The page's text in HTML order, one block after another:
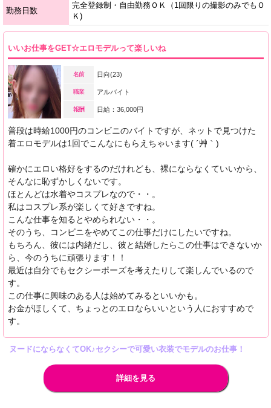
勤務日数
完全登録制・自由勤務ＯＫ（1回限りの撮影のみでもＯ
Ｋ)
いいお仕事をGET☆エロモデルって楽しいね
名前 日向(23)
職業 アルバイト
報酬 日給：36,000円
普段は時給1000円のコンビニのバイトですが、ネットで見つけた
着エロモデルは1回でこんなにもらえちゃいます( ´艸｀)
確かにエロい格好をするのだけれども、裸にならなくていいから、
そんなに恥ずかしくないです。
ほとんどは水着やコスプレなので・・。
私はコスプレ系が楽しくて好きですね。
こんな仕事を知るとやめられない・・。
そのうち、コンビニをやめてこの仕事だけにしたいですね。
もちろん、彼には内緒だし、彼と結婚したらこの仕事はできないか
ら、今のうちに頑張ります！！
最近は自分でもセクシーポーズを考えたりして楽しんでいるので
す。
この仕事に興味のある人は始めてみるといいかも。
お金がほしくて、ちょっとのエロならいいという人におすすめで
す。
ヌードにならなくてOK♪セクシーで可愛い衣装でモデルのお仕事！
詳細を見る